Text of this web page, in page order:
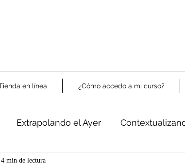
en línea ¿Cómo accedo a mi curso?
Extrapolando el Ayer
Análisis
4 min de lectura